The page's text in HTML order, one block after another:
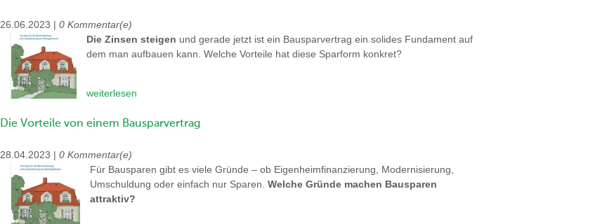
26.06.2023 | 0 Kommentar(e)
Die Zinsen steigen und gerade jetzt ist ein Bausparvertrag ein solides Fundament auf
dem man aufbauen kann. Welche Vorteile hat diese Sparform konkret?
weiterlesen
Die Vorteile von einem Bausparvertrag
28.04.2023 | 0 Kommentar(e)
Für Bausparen gibt es viele Gründe – ob Eigenheimfinanzierung, Modernisierung,
Umschuldung oder einfach nur Sparen. Welche Gründe machen Bausparen
attraktiv?